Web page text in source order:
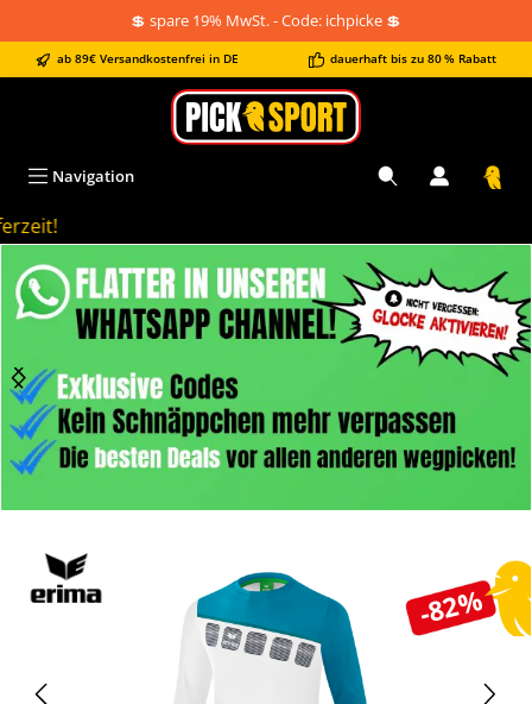
💲 spare 19% MwSt. - Code: ichpicke 💲
ab 89€ Versandkostenfrei in DE dauerhaft bis zu 80 % Rabatt
Navigation
-82%
Bildergalerie überspringen